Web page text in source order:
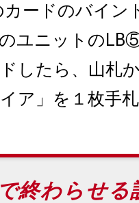
カードのバイン
ユニットの
したら、山札
ア」を１枚手
終わらせ